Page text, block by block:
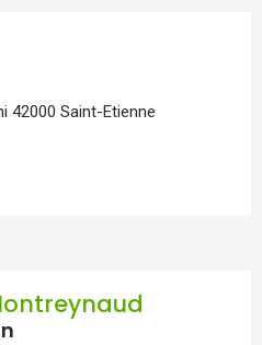
42000 Saint-Etienne